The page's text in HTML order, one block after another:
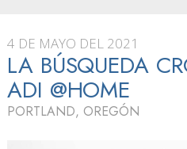
4 DE MAYO DEL 2021
LA BÚSQUEDA
ADI @HOME
PORTLAND, OREGÓN